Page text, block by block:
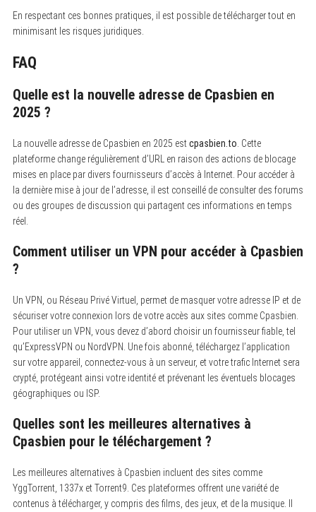
En respectant ces bonnes pratiques, il est possible de télécharger tout en
minimisant les risques juridiques.
FAQ
Quelle est la nouvelle adresse de Cpasbien en
2025 ?
La nouvelle adresse de Cpasbien en 2025 estcpasbien.to Cette
plateforme change régulièrement d’URL en raison des actions de blocage
mises en place par divers fournisseurs d’accès à Internet. Pour accéder à
la dernière mise à jour de l’adresse, il est conseillé de consulter des forums
ou des groupes de discussion qui partagent ces informations en temps
réel.
Comment utiliser un VPN pour accéder à Cpasbien
?
Un VPN, ou Réseau Privé Virtuel, permet de masquer votre adresse IP et de
sécuriser votre connexion lors de votre accès aux sites comme Cpasbien.
Pour utiliser un VPN, vous devez d’abord choisir un fournisseur fiable, tel
qu’ExpressVPN ou NordVPN. Une fois abonné, téléchargez l’application
sur votre appareil, connectez-vous à un serveur, et votre trafic Internet sera
crypté, protégeant ainsi votre identité et prévenant les éventuels blocages
géographiques ou ISP.
Quelles sont les meilleures alternatives à
Cpasbien pour le téléchargement ?
Les meilleures alternatives à Cpasbien incluent des sites comme
YggTorrent, 1337x et Torrent9. Ces plateformes offrent une variété de
contenus à télécharger, y compris des films, des jeux, et de la musique. Il